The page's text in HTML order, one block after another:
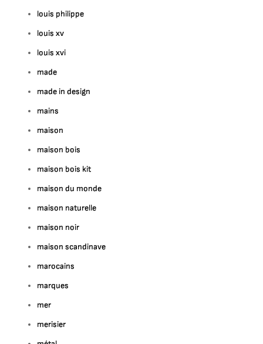
louis philippe
louis xv
louis xvi
made
made in design
mains
maison
maison bois
maison bois kit
maison du monde
maison naturelle
maison noir
maison scandinave
marocains
marques
mer
merisier